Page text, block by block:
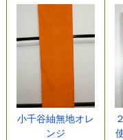
小千谷紬無地オレ
ンジ